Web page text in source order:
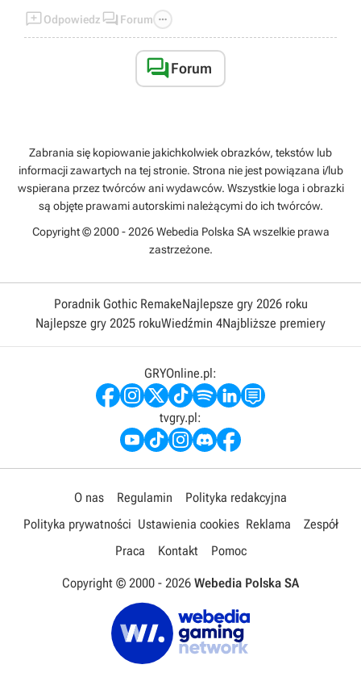
Odpowiedz  Forum 
Forum
Zabrania się kopiowanie jakichkolwiek obrazków, tekstów lub
informacji zawartych na tej stronie. Strona nie jest powiązana i/lub
wspierana przez twórców ani wydawców. Wszystkie loga i obrazki
są objęte prawami autorskimi należącymi do ich twórców.
Copyright © 2000 - 2026 Webedia Polska SA wszelkie prawa
zastrzeżone.
Poradnik Gothic RemakeNajlepsze gry 2026 roku
Najlepsze gry 2025 rokuWiedźmin 4Najbliższe premiery
GRYOnline.pl:
tvgry.pl:
O nas Regulamin
Polityka redakcyjna
Polityka prywatności Ustawienia cookies Reklama
Zespół
Praca
Kontakt Pomoc
Copyright © 2000 - 2026 Webedia Polska SA